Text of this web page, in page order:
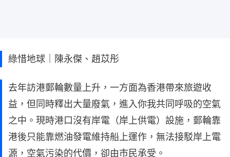
綠惜地球｜陳永傑、趙苡彤
去年訪港郵輪數量上升，一方面為香港帶來旅遊收
益，但同時釋出大量廢氣，進入你我共同呼吸的空氣
之中。現時港口沒有岸電（岸上供電）設施，郵輪靠
港後只能靠燃油發電維持船上運作，無法接駁岸上電
源，空氣污染的代價，卻由市民承受。